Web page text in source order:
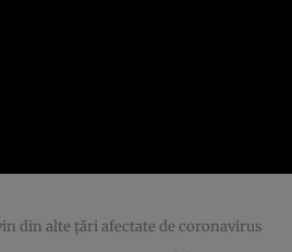
din alte ţări afectate de coronavirus